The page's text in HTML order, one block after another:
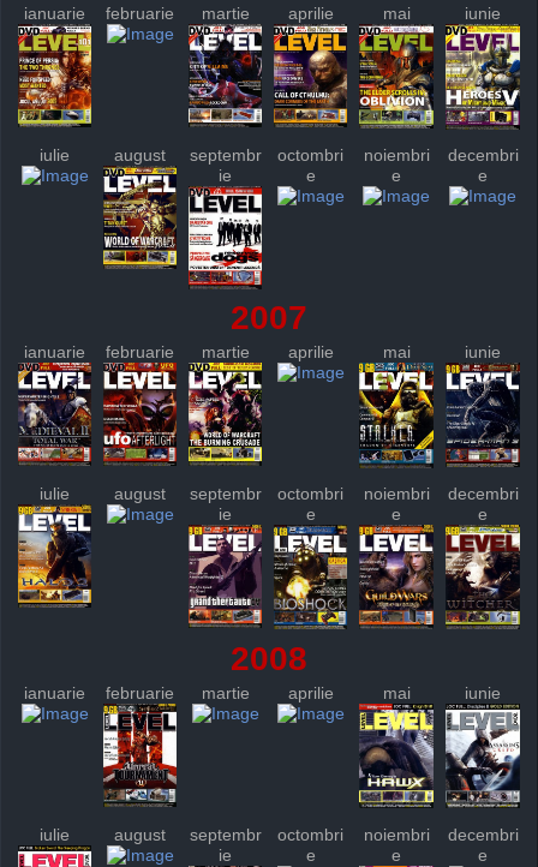
ianuarie februarie martie aprilie mai iunie
iulie august
septembr
ie
octombri
e
noiembri
e
decembri
e
2007
ianuarie februarie martie aprilie mai iunie
iulie august
septembr
ie
octombri
e
noiembri
e
decembri
e
2008
ianuarie februarie martie aprilie mai iunie
iulie august
septembr
ie
octombri
e
noiembri
e
decembri
e